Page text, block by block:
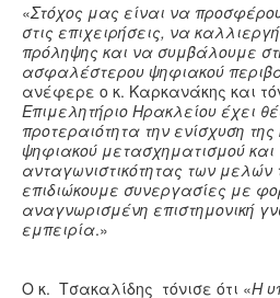
«Στόχος μας είναι να
στις επιχειρήσεις, να
πρόληψης και να συμβάλουμε
ασφαλέστερου ψηφιακού
ανέφερε ο κ. Καρκανάκης και
Επιμελητήριο Ηρακλείου έχει
προτεραιότητα την ενίσχυση της
ψηφιακού μετασχηματισμού και
ανταγωνιστικότητας των μελών
επιδιώκουμε συνεργασίες με
αναγνωρισμένη επιστημονική
εμπειρία.»
Ο κ. Τσακαλίδης τόνισε ότι «Η